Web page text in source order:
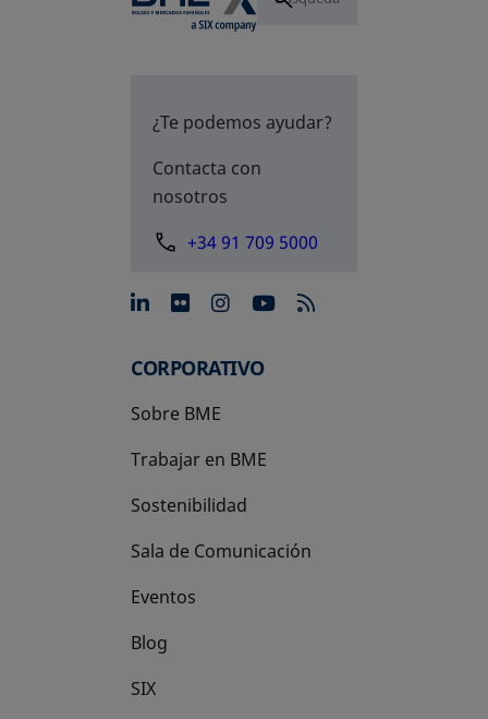
¿Te podemos ayudar?
Contacta con
nosotros
+34 91 709 5000
se abre en una pestaña
se abre en una pestaña
se abre en una
se abre en una
CORPORATIVO
Sobre BME
Trabajar en BME
Sostenibilidad
Sala de Comunicación
Eventos
Blog
SIX
se abre en una pestaña nueva